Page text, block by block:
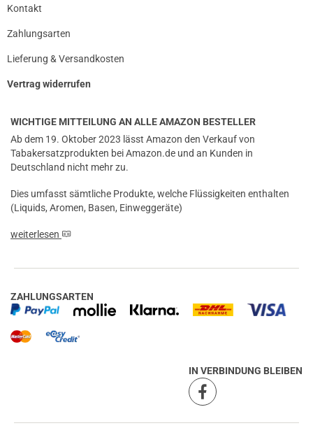
Kontakt
Zahlungsarten
Lieferung & Versandkosten
Vertrag widerrufen
WICHTIGE MITTEILUNG AN ALLE AMAZON BESTELLER
Ab dem 19. Oktober 2023 lässt Amazon den Verkauf von
Tabakersatzprodukten bei Amazon.de und an Kunden in
Deutschland nicht mehr zu.
Dies umfasst sämtliche Produkte, welche Flüssigkeiten enthalten
(Liquids, Aromen, Basen, Einweggeräte)
weiterlesen
ZAHLUNGSARTEN
IN VERBINDUNG BLEIBEN